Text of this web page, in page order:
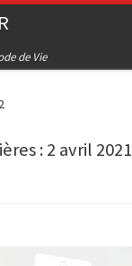
de Vie
:2 avril 2021